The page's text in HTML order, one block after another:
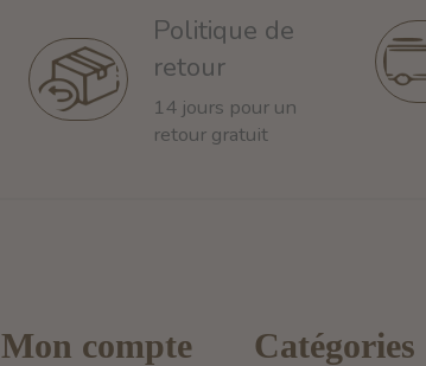
Politique de
retour
14 jours pour un
retour gratuit
Mon compte Catégories